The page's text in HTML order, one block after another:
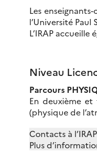
Les
l’Université Paul
L’IRAP
Niveau
Parcours
En deuxième et
(physique de
Contacts à
Plus